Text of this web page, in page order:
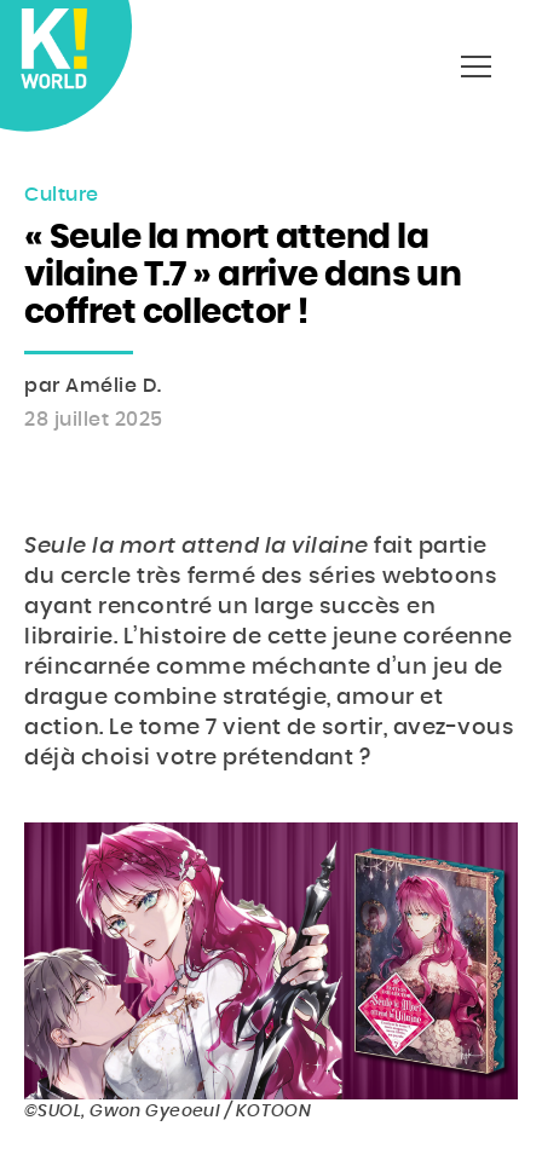
Culture
« Seule la mort attend la
vilaine T.7 » arrive dans un
coffret collector !
par Amélie D.
28 juillet 2025
Seule la mort attend la vilaine fait partie
du cercle très fermé des séries webtoons
ayant rencontré un large succès en
librairie. L’histoire de cette jeune coréenne
réincarnée comme méchante d’un jeu de
drague combine stratégie, amour et
action. Le tome 7 vient de sortir, avez-vous
déjà choisi votre prétendant ?
©SUOL, Gwon Gyeoeul / KOTOON